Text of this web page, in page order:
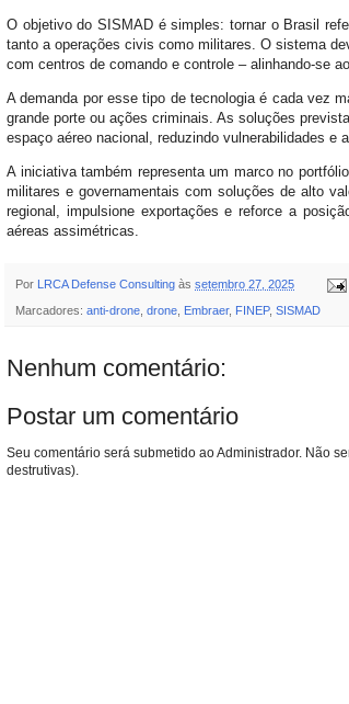
O objetivo do SISMAD é simples: tornar o Brasil
tanto a operações civis como militares. O sistema
com centros de comando e controle – alinhando-se
A demanda por esse tipo de tecnologia é cada vez
grande porte ou ações criminais. As soluções
espaço aéreo nacional, reduzindo vulnerabilidades e
A iniciativa também representa um marco no
militares e governamentais com soluções de alto
regional, impulsione exportações e reforce a
aéreas assimétricas.
Por LRCA Defense Consulting às setembro 27, 2025
Marcadores: anti-drone, drone, Embraer, FINEP, SISMAD
Nenhum comentário:
Postar um comentário
Seu comentário será submetido ao Administrador. Não
destrutivas).